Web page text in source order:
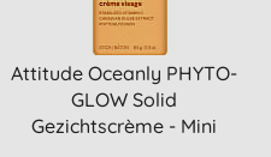
Attitude Oceanly PHYTO-
GLOW Solid
Gezichtscrème - Mini